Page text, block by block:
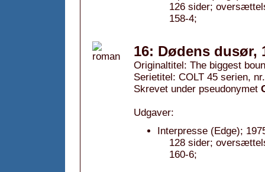
126 sider;
158-4;
16: Dødens dusør,
Originaltitel: The biggest
Serietitel: COLT 45 serien,
Skrevet under pseudonymet
Udgaver:
Interpresse (Edge);
128 sider;
160-6;